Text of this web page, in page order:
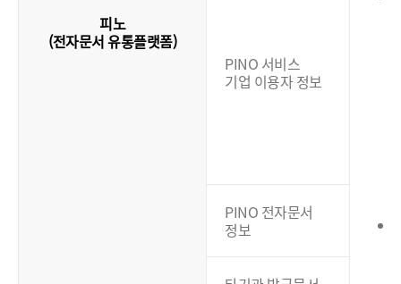
피노
(전자문서 유통플랫폼)
PINO 서비스
기업 이용자 정보
PINO 전자문서
정보